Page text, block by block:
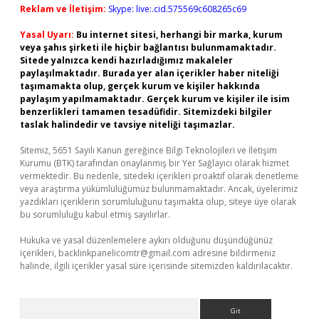
Reklam ve İletişim: Skype: live:.cid.575569c608265c69
Yasal Uyarı: Bu internet sitesi, herhangi bir marka, kurum
veya şahıs şirketi ile hiçbir bağlantısı bulunmamaktadır.
Sitede yalnızca kendi hazırladığımız makaleler
paylaşılmaktadır. Burada yer alan içerikler haber niteliği
taşımamakta olup, gerçek kurum ve kişiler hakkında
paylaşım yapılmamaktadır. Gerçek kurum ve kişiler ile isim
benzerlikleri tamamen tesadüfidir. Sitemizdeki bilgiler
taslak halindedir ve tavsiye niteliği taşımazlar.
Sitemiz, 5651 Sayılı Kanun gereğince Bilgi Teknolojileri ve İletişim
Kurumu (BTK) tarafından onaylanmış bir Yer Sağlayıcı olarak hizmet
vermektedir. Bu nedenle, sitedeki içerikleri proaktif olarak denetleme
veya araştırma yükümlülüğümüz bulunmamaktadır. Ancak, üyelerimiz
yazdıkları içeriklerin sorumluluğunu taşımakta olup, siteye üye olarak
bu sorumluluğu kabul etmiş sayılırlar.
Hukuka ve yasal düzenlemelere aykırı olduğunu düşündüğünüz
içerikleri, backlinkpanelicomtr@gmail.com adresine bildirmeniz
halinde, ilgili içerikler yasal süre içerisinde sitemizden kaldırılacaktır.